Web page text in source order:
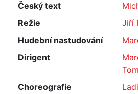
Český text
Režie
Jiří
Hudební nastudování
Dirigent
Choreografie